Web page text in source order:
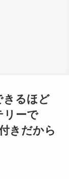
きるほど
リーで
きだから